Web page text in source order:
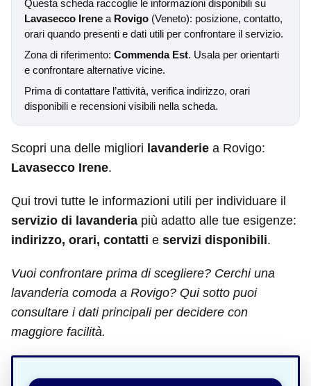
Questa scheda raccoglie le informazioni disponibili su
Lavasecco Irene a Rovigo (Veneto): posizione, contatto,
orari quando presenti e dati utili per confrontare il servizio.
Zona di riferimento: Commenda Est. Usala per orientarti
e confrontare alternative vicine.
Prima di contattare l’attività, verifica indirizzo, orari
disponibili e recensioni visibili nella scheda.
Scopri una delle migliori lavanderie a Rovigo:
Lavasecco Irene.
Qui trovi tutte le informazioni utili per individuare il
servizio di lavanderia più adatto alle tue esigenze:
indirizzo, orari, contatti e servizi disponibili.
Vuoi confrontare prima di scegliere? Cerchi una
lavanderia comoda a Rovigo? Qui sotto puoi
consultare i dati principali per decidere con
maggiore facilità.